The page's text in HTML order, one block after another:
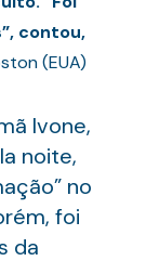
contou,
(EUA)
Ivone,
noite,
no
foi
da